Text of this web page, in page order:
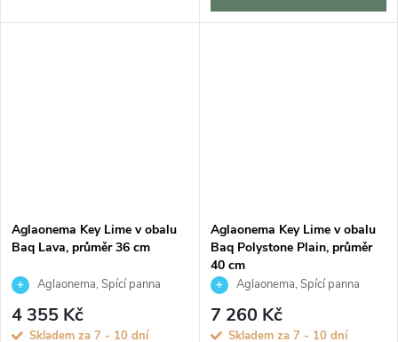
Aglaonema Key Lime v obalu
Baq Lava, průměr 36 cm
Aglaonema, Spící panna
4 355 Kč
Skladem za 7 - 10 dní
Aglaonema Key Lime v obalu
Baq Polystone Plain, průměr
40 cm
Aglaonema, Spící panna
7 260 Kč
Skladem za 7 - 10 dní